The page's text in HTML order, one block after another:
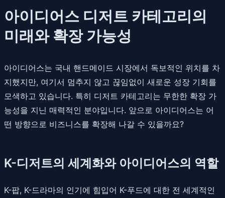
아이디어스 디저트 카테고리의
미래와 확장 가능성
아이디어스는 국내 핸드메이드 시장에서 독보적인 위치를 차
지했지만, 여기서 멈추지 않고 끊임없이 새로운 성장 기회를
모색하고 있습니다. 특히 디저트 카테고리는 무한한 확장 가
능성을 지닌 매력적인 분야입니다. 앞으로 아이디어스는 어
떤 방향으로 비즈니스를 확장해 나갈 수 있을까요?
K-디저트의 세계화와 아이디어스의 역할
K-팝, K-드라마의 인기에 힘입어 K-푸드에 대한 전 세계적인